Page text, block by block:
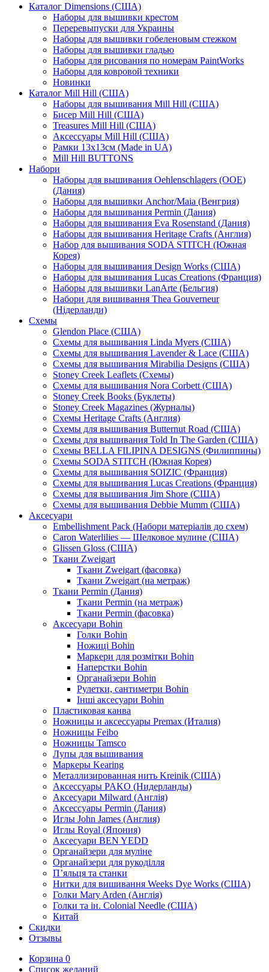
Каталог Dimensions (США)
Наборы для вышивки крестом
Переревыпуски для Украины
Наборы для вышивки гобеленовым стежком
Наборы для вышивки гладью
Наборы для рисования по номерам PaintWorks
Наборы для ковровой техники
Новинки
Каталог Mill Hill (США)
Наборы для вышивания Mill Hill (США)
Бисер Mill Hill (США)
Treasures Mill Hill (США)
Аксессуары Mill Hill (США)
Рамки 13х13см (Made in UA)
Mill Hill BUTTONS
Набори
Наборы для вышивания Oehlenschlagers (OOE)
(Дания)
Наборы для вышивки Anchor/Maia (Венгрия)
Наборы для вышивания Permin (Дания)
Наборы для вышивания Eva Rosenstand (Дания)
Наборы для вышивания Heritage Crafts (Англия)
Набор для вышивания SODA STITCH (Южная
Корея)
Наборы для вышивания Design Works (США)
Наборы для вышивания Lucas Creations (Франция)
Наборы для вышивки LanArte (Бельгия)
Набори для вишивання Thea Gouverneur
(Нідерланди)
Схемы
Glendon Place (США)
Схемы для вышивания Linda Myers (США)
Схемы для вышивания Lavender & Lace (США)
Схемы для вышивания Mirabilia Designs (США)
Stoney Creek Leaflets (Схемы)
Схемы для вышивания Nora Corbett (США)
Stoney Creek Books (Буклеты)
Stoney Creek Magazines (Журналы)
Схемы Heritage Crafts (Англия)
Схемы для вышивания Butternut Road (США)
Схемы для вышивания Told In The Garden (США)
Схемы BELLA FILIPINA DESIGNS (Филиппины)
Схемы SODA STITCH (Южная Корея)
Схемы для вышивания SOIZIC (Франция)
Схемы для вышивания Lucas Creations (Франция)
Схемы для вышивания Jim Shore (США)
Схемы для вышивания Debbie Mumm (США)
Аксесуари
Embellishment Pack (Набори матеріалів до схем)
Caron Waterlilies — Шелковое мулине (США)
Glissen Gloss (США)
Ткани Zweigart
Ткани Zweigart (фасовка)
Ткани Zweigart (на метраж)
Ткани Permin (Дания)
Ткани Permin (на метраж)
Ткани Permin (фасовка)
Аксесуари Bohin
Голки Bohin
Ножиці Bohin
Маркери для розмітки Bohin
Наперстки Bohin
Органайзери Bohin
Рулетки, сантиметри Bohin
Інші аксесуари Bohin
Пластиковая канва
Ножницы и аксессуары Premax (Италия)
Ножницы Feibo
Ножницы Tamsco
Лупы для вышивания
Маркеры Kearing
Металлизированная нить Kreinik (США)
Аксессуары PAKO (Нидерланды)
Аксесуари Milward (Англія)
Аксессуары Permin (Дания)
Иглы John James (Англия)
Иглы Royal (Япония)
Аксесуари BEN YEDD
Органайзери для муліне
Органайзери для рукоділля
П’яльця та станки
Нитки для вишивання Weeks Dye Works (США)
Голки Mary Arden (Англія)
Голки та ін. Colonial Needle (США)
Китай
Скидки
Отзывы
Корзина 0
Список желаний